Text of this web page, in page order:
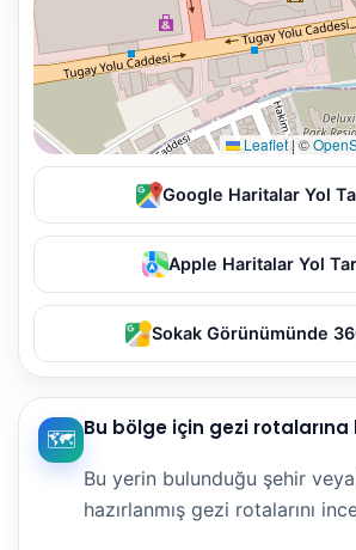
Leaflet|©
Google Haritalar Yol
Apple Haritalar Yol
Sokak Görünümünde
🗺️ Bu bölge için gezi rotalarına
Bu yerin bulunduğu şehir
hazırlanmış gezi rotalarını